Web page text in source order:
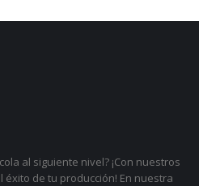
al siguiente nivel? ¡Con nuestros
de tu producción! En nuestra